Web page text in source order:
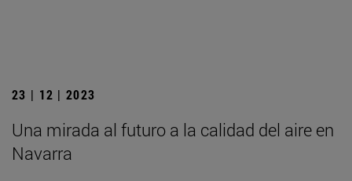
23 | 12 | 2023
Una mirada al futuro a la calidad del aire en
Navarra